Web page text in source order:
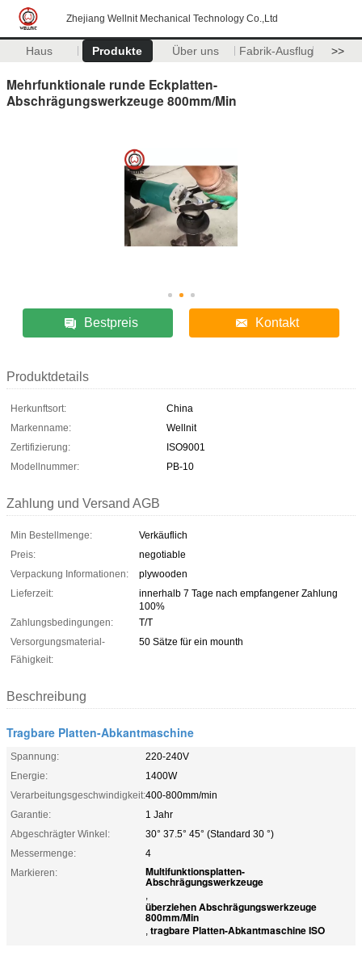
Zhejiang Wellnit Mechanical Technology Co.,Ltd
Haus Produkte Über uns Fabrik-Ausflug >>
Mehrfunktionale runde Eckplatten-
Abschrägungswerkzeuge 800mm/Min
Bestpreis Kontakt
Produktdetails
Herkunftsort:
China
Markenname:
Wellnit
Zertifizierung:
ISO9001
Modellnummer:
PB-10
Zahlung und Versand AGB
Min Bestellmenge:
Verkäuflich
Preis:
negotiable
Verpackung Informationen:
plywooden
Lieferzeit:
innerhalb 7 Tage nach empfangener Zahlung
100%
Zahlungsbedingungen:
T/T
Versorgungsmaterial-
Fähigkeit:
50 Sätze für ein mounth
Beschreibung
Tragbare Platten-Abkantmaschine
Spannung:
220-240V
Energie:
1400W
Verarbeitungsgeschwindigkeit:400-800mm/min
Garantie:
1 Jahr
Abgeschrägter Winkel:
30° 37.5° 45° (Standard 30 °)
Messermenge:
4
Markieren:
Multifunktionsplatten-
Abschrägungswerkzeuge
,
überziehen Abschrägungswerkzeuge
800mm/Min
, tragbare Platten-Abkantmaschine ISO